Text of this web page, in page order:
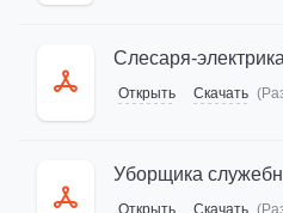
Слесаря-электрика
Открыть Скачать
Уборщика
Открыть Скачать